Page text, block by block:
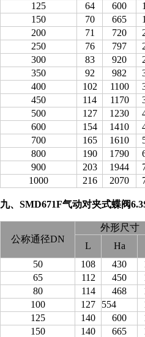
125
64 600
150
70 665
200
71 720
250
76 797
300
83 920
350
92 982
400
102 1100
450
114 1170
500
127 1230
600
154 1410
700
165 1610
800
190 1790
900
203 1944
1000
216 2070
九、SMD671F气动对夹式蝶阀
公称通径DN
外形尺寸
L
Ha
50
108 430
65
112 450
80
114 468
100
127 554
125
140 600
150
140 665